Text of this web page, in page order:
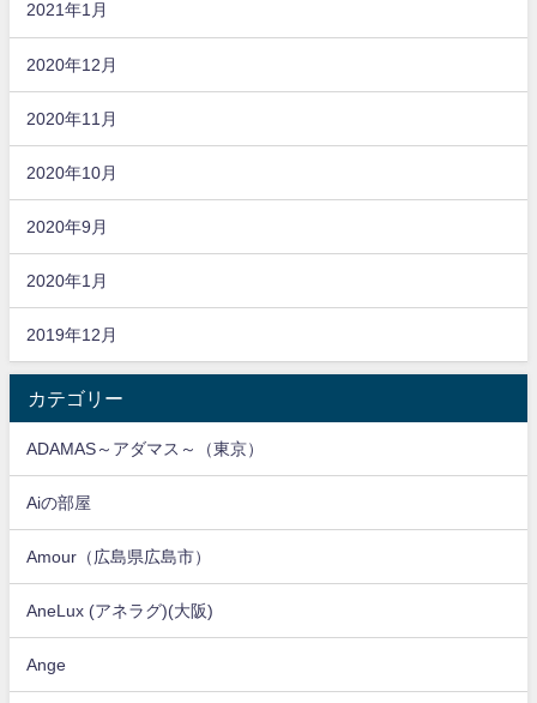
2021年1月
2020年12月
2020年11月
2020年10月
2020年9月
2020年1月
2019年12月
カテゴリー
ADAMAS～アダマス～（東京）
Aiの部屋
Amour（広島県広島市）
AneLux (アネラグ)(大阪)
Ange